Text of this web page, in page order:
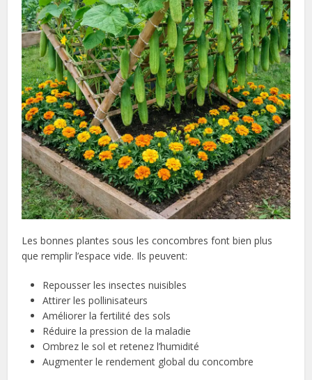
Les bonnes plantes sous les concombres font bien plus
que remplir l’espace vide. Ils peuvent:
Repousser les insectes nuisibles
Attirer les pollinisateurs
Améliorer la fertilité des sols
Réduire la pression de la maladie
Ombrez le sol et retenez l’humidité
Augmenter le rendement global du concombre